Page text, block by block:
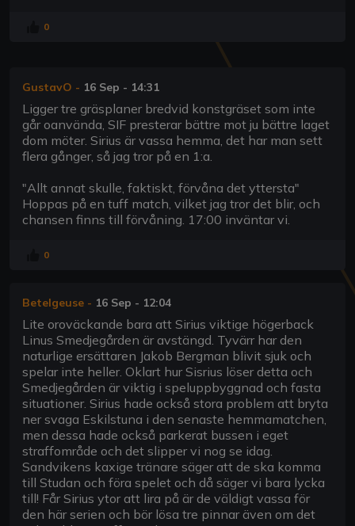
0
GustavO - 16 Sep - 14:31
Ligger tre gräsplaner bredvid konstgräset som inte
går oanvända, SIF presterar bättre mot ju bättre laget
dom möter. Sirius är vassa hemma, det har man sett
flera gånger, så jag tror på en 1:a.
"Allt annat skulle, faktiskt, förvåna det yttersta"
Hoppas på en tuff match, vilket jag tror det blir, och
chansen finns till förvåning. 17:00 inväntar vi.
0
Betelgeuse - 16 Sep - 12:04
Lite oroväckande bara att Sirius viktige högerback
Linus Smedjegården är avstängd. Tyvärr har den
naturlige ersättaren Jakob Bergman blivit sjuk och
spelar inte heller. Oklart hur Sisrius löser detta och
Smedjegården är viktig i speluppbyggnad och fasta
situationer. Sirius hade också stora problem att bryta
ner svaga Eskilstuna i den senaste hemmamatchen,
men dessa hade också parkerat bussen i eget
straffområde och det slipper vi nog se idag.
Sandvikens kaxige tränare säger att de ska komma
till Studan och föra spelet och då säger vi bara lycka
till! Får Sirius ytor att lira på är de väldigt vassa för
den här serien och bör lösa tre pinnar även om det